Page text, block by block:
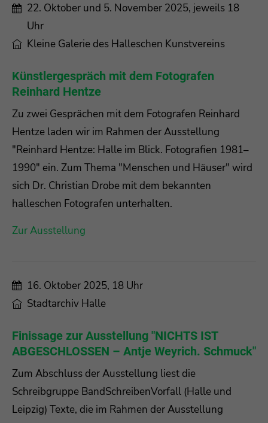
22. Oktober und 5. November 2025, jeweils 18
Uhr
Kleine Galerie des Halleschen Kunstvereins
Künstlergespräch mit dem Fotografen
Reinhard Hentze
Zu zwei Gesprächen mit dem Fotografen Reinhard
Hentze laden wir im Rahmen der Ausstellung
"Reinhard Hentze: Halle im Blick. Fotografien 1981–
1990" ein. Zum Thema "Menschen und Häuser" wird
sich Dr. Christian Drobe mit dem bekannten
halleschen Fotografen unterhalten.
Zur Ausstellung
16. Oktober 2025, 18 Uhr
Stadtarchiv Halle
Finissage zur Ausstellung "NICHTS IST
ABGESCHLOSSEN – Antje Weyrich. Schmuck"
Zum Abschluss der Ausstellung liest die
Schreibgruppe BandSchreibenVorfall (Halle und
Leipzig) Texte, die im Rahmen der Ausstellung